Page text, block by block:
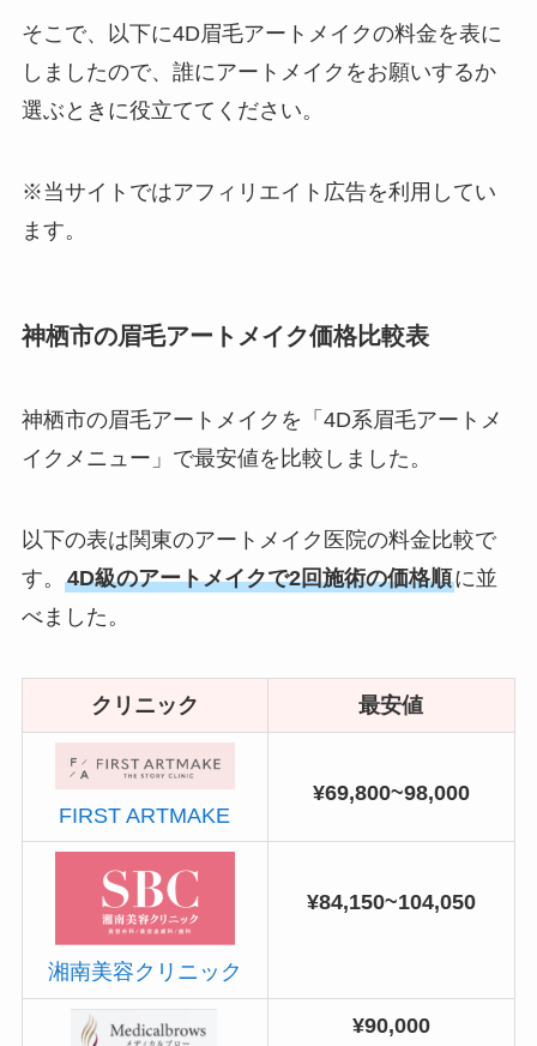
そこで、以下に4D眉毛アートメイクの料金を表に
しましたので、誰にアートメイクをお願いするか
選ぶときに役立ててください。
※当サイトではアフィリエイト広告を利用してい
ます。
神栖市の眉毛アートメイク価格比較表
神栖市の眉毛アートメイクを「4D系眉毛アートメ
イクメニュー」で最安値を比較しました。
以下の表は関東のアートメイク医院の料金比較で
す。 4D級のアートメイクで2回施術の価格順に並
べました。
クリニック 最安値
FIRST ARTMAKE
¥69,800~98,000
湘南美容クリニック
¥84,150~104,050
¥90,000